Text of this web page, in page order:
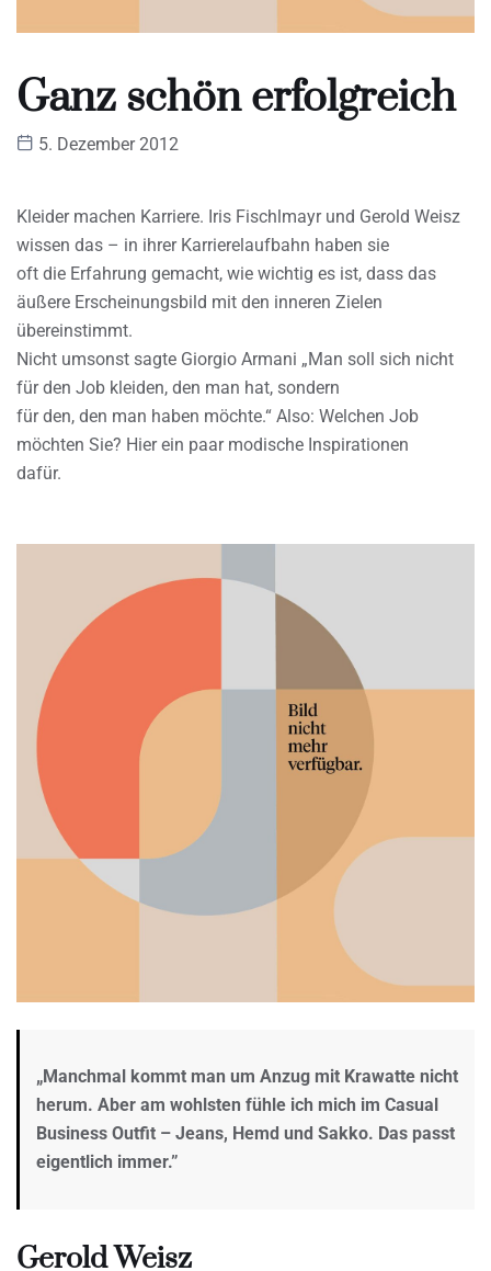
Ganz schön erfolgreich
5. Dezember 2012
Kleider machen Karriere. Iris Fischlmayr und Gerold Weisz
wissen das – in ihrer Karrierelaufbahn haben sie
oft die Erfahrung gemacht, wie wichtig es ist, dass das
äußere Erscheinungsbild mit den inneren Zielen
übereinstimmt.
Nicht umsonst sagte Giorgio Armani „Man soll sich nicht
für den Job kleiden, den man hat, sondern
für den, den man haben möchte.“ Also: Welchen Job
möchten Sie? Hier ein paar modische Inspirationen
dafür.
„Manchmal kommt man um Anzug mit Krawatte nicht
herum. Aber am wohlsten fühle ich mich im Casual
Business Outfit – Jeans, Hemd und Sakko. Das passt
eigentlich immer.”
Gerold Weisz